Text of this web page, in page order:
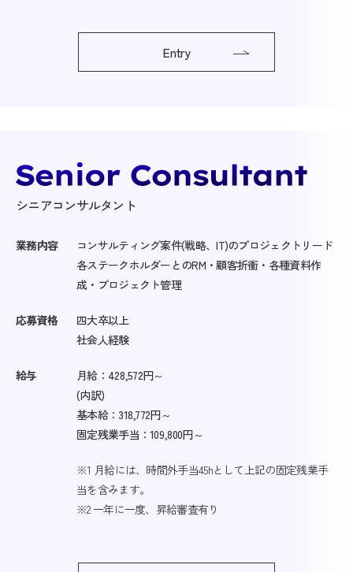
Entry
シニアコンサルタント
業務内容
コンサルティング案件(戦略、IT)のプロジェクトリード
各ステークホルダーとのRM・顧客折衝・各種資料作
成・プロジェクト管理
応募資格
四大卒以上
社会人経験
給与
月給：428,572円～
(内訳)
基本給：318,772円～
固定残業手当：109,800円～
※1 月給には、時間外手当45hとして上記の固定残業手
当を含みます。
※2 一年に一度、昇給審査有り